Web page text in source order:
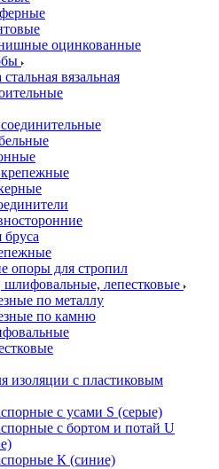
оцинкованные
вязальная
опоры для стропил
шлифовальные, лепестковые
по металлу
по камню
изоляции с пластиковым
с усами S (серые)
c бортом и потай U
К (синие)